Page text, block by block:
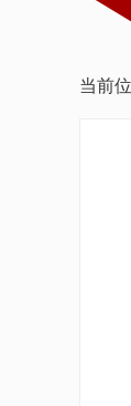
当前